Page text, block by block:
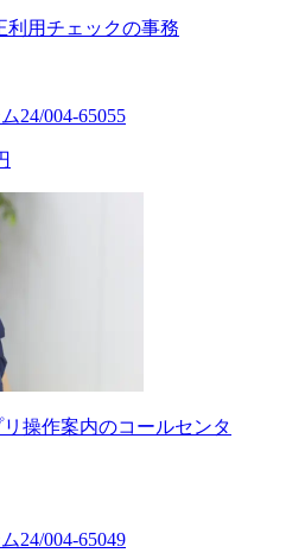
利用チェックの事務
24/004-65055
リ操作案内のコールセンタ
24/004-65049